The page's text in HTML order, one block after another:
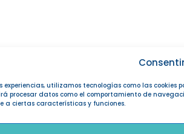
experiencias, utilizamos tecnologías como las
procesar datos como el comportamiento de
ciertas características y funciones.